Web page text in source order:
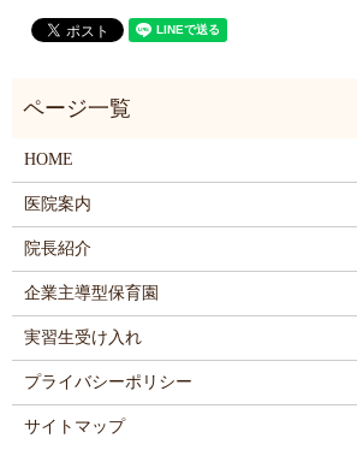
HOME
医院案内
院長紹介
企業主導型保育園
実習生受け入れ
プライバシーポリシー
サイトマップ